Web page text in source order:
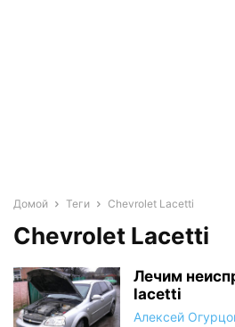
Домой Теги Chevrolet Lacetti
Chevrolet Lacetti
Лечим
lacetti
Алексей